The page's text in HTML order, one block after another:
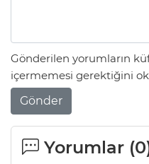
Gönderilen yorumların
içermemesi gerektiğini
Gönder
Yorumlar (0